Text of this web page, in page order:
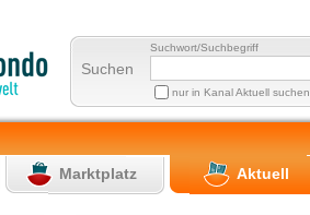
Suchen
Suchwort/Suchbegriff
nur in Kanal Aktuell suchen
Marktplatz Aktuell